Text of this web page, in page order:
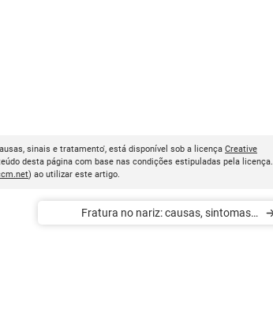
sinais e tratamento', está disponível sob a licença Creative
desta página com base nas condições estipuladas pela licença.
) ao utilizar este artigo.
Fratura no nariz: causas, sintomas e